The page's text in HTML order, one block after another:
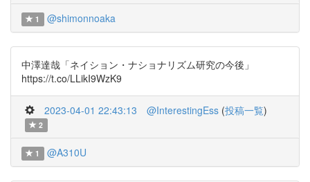
1 @shimonnoaka
中澤達哉「ネイション・ナショナリズム研究の今後」
https://t.co/LLikI9WzK9
2023-04-01 22:43:13 @InterestingEss (投稿一覧)
2
1 @A310U